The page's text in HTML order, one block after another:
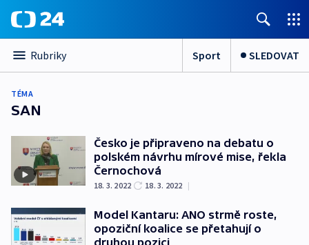
Rubriky Sport SLEDOVAT
TÉMA
SAN
Česko je připraveno na debatu o
polském návrhu mírové mise, řekla
Černochová
18. 3. 2022 18. 3. 2022 |
Model Kantaru: ANO strmě roste,
opoziční koalice se přetahují o
druhou pozici